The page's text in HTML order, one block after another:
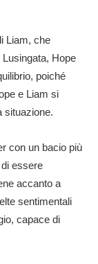
Liam, che
Hope
poiché
e Liam si
situazione.
con un bacio più
essere
accanto a
sentimentali
capace di